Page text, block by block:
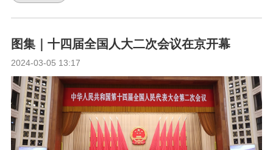
图集｜十四届全国人大二次会议在京开幕
2024-03-05 13:17